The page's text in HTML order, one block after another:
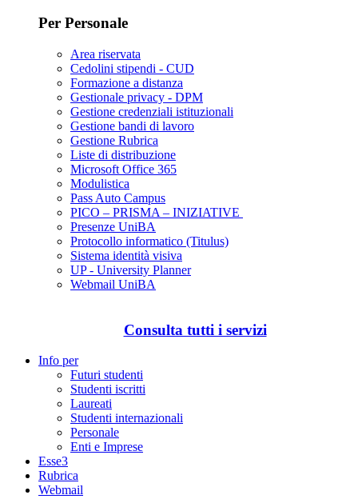
Per Personale
Area riservata
Cedolini stipendi - CUD
Formazione a distanza
Gestionale privacy - DPM
Gestione credenziali istituzionali
Gestione bandi di lavoro
Gestione Rubrica
Liste di distribuzione
Microsoft Office 365
Modulistica
Pass Auto Campus
PICO – PRISMA – INIZIATIVE
Presenze UniBA
Protocollo informatico (Titulus)
Sistema identità visiva
UP - University Planner
Webmail UniBA
Consulta tutti i servizi
Info per
Futuri studenti
Studenti iscritti
Laureati
Studenti internazionali
Personale
Enti e Imprese
Esse3
Rubrica
Webmail